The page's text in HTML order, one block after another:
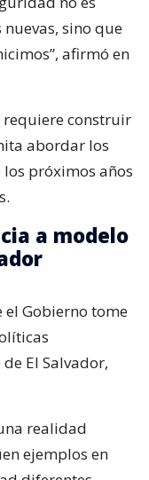
sino que
afirmó en
requiere construir
abordar los
próximos años
a modelo
Gobierno tome
El Salvador,
realidad
ejemplos en